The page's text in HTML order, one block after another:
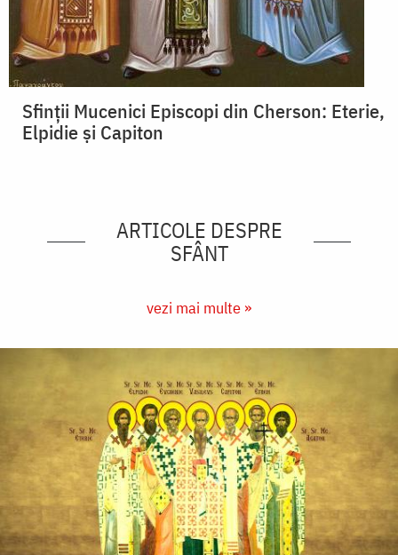
Sfinții Mucenici Episcopi din Cherson: Eterie,
Elpidie și Capiton
ARTICOLE DESPRE
SFÂNT
vezi mai multe »